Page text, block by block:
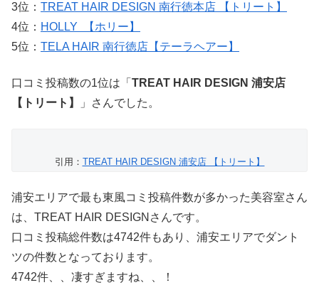
3位： TREAT HAIR DESIGN 南行徳本店 【トリート】
4位： HOLLY 【ホリー】
5位： TELA HAIR 南行徳店【テーラヘアー】
口コミ投稿数の1位は「 TREAT HAIR DESIGN 浦安店
【トリート】
」さんでした。
引用： TREAT HAIR DESIGN 浦安店 【トリート】
浦安エリアで最も東風コミ投稿件数が多かった美容室さん
は、TREAT HAIR DESIGNさんです。
口コミ投稿総件数は4742件もあり、浦安エリアでダント
ツの件数となっております。
4742件、、凄すぎますね、、！